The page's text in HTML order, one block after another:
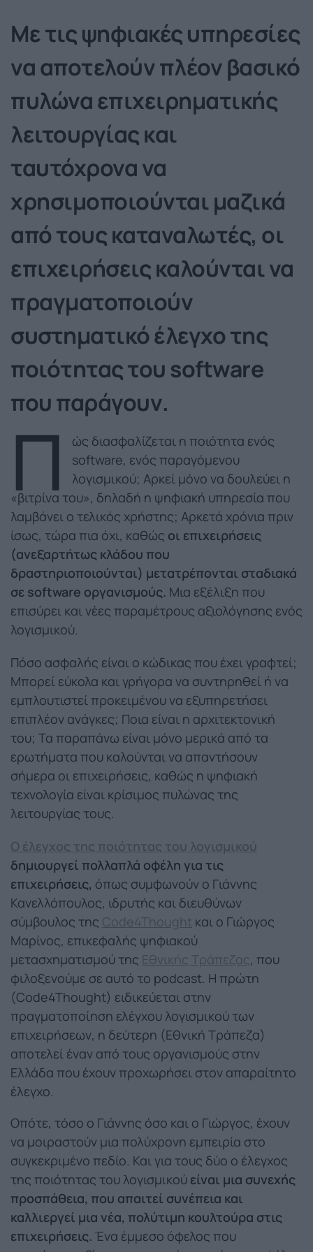
Με τις ψηφιακές υπηρεσίες
να αποτελούν πλέον βασικό
πυλώνα επιχειρηματικής
λειτουργίας και
ταυτόχρονα να
χρησιμοποιούνται μαζικά
από τους καταναλωτές, οι
επιχειρήσεις καλούνται να
πραγματοποιούν
συστηματικό έλεγχο της
ποιότητας του software
που παράγουν.
Π
ώς διασφαλίζεται η ποιότητα ενός
software, ενός παραγόμενου
λογισμικού; Αρκεί μόνο να δουλεύει η
«βιτρίνα του», δηλαδή η ψηφιακή υπηρεσία που
λαμβάνει ο τελικός χρήστης; Αρκετά χρόνια πριν
ίσως, τώρα πια όχι, καθώς οι επιχειρήσεις
(ανεξαρτήτως κλάδου που
δραστηριοποιούνται) μετατρέπονται σταδιακά
σε software οργανισμούς. Μια εξέλιξη που
επισύρει και νέες παραμέτρους αξιολόγησης ενός
λογισμικού.
Πόσο ασφαλής είναι ο κώδικας που έχει γραφτεί;
Μπορεί εύκολα και γρήγορα να συντηρηθεί ή να
εμπλουτιστεί προκειμένου να εξυπηρετήσει
επιπλέον ανάγκες; Ποια είναι η αρχιτεκτονική
του; Τα παραπάνω είναι μόνο μερικά από τα
ερωτήματα που καλούνται να απαντήσουν
σήμερα οι επιχειρήσεις, καθώς η ψηφιακή
τεχνολογία είναι κρίσιμος πυλώνας της
λειτουργίας τους.
Ο έλεγχος της ποιότητας του λογισμικού
δημιουργεί πολλαπλά οφέλη για τις
επιχειρήσεις, όπως συμφωνούν ο Γιάννης
Κανελλόπουλος, ιδρυτής και διευθύνων
σύμβουλος της Code4Thought και ο Γιώργος
Μαρίνος, επικεφαλής ψηφιακού
μετασχηματισμού της Εθνικής Τράπεζας, που
φιλοξενούμε σε αυτό το podcast. Η πρώτη
(Code4Thought) ειδικεύεται στην
πραγματοποίηση ελέγχου λογισμικού των
επιχειρήσεων, η δεύτερη (Εθνική Τράπεζα)
αποτελεί έναν από τους οργανισμούς στην
Ελλάδα που έχουν προχωρήσει στον απαραίτητο
έλεγχο.
Οπότε, τόσο ο Γιάννης όσο και ο Γιώργος, έχουν
να μοιραστούν μια πολύχρονη εμπειρία στο
συγκεκριμένο πεδίο. Και για τους δύο ο έλεγχος
της ποιότητας του λογισμικού είναι μια συνεχής
προσπάθεια, που απαιτεί συνέπεια και
καλλιεργεί μια νέα, πολύτιμη κουλτούρα στις
επιχειρήσεις. Ένα έμμεσο όφελος που